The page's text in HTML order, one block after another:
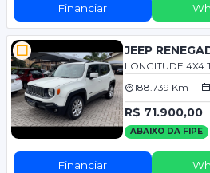
Financiar
JEEP
LONGITUDE 4X4
188.739 Km
R$ 71.900,00
ABAIXO DA FIPE
Financiar